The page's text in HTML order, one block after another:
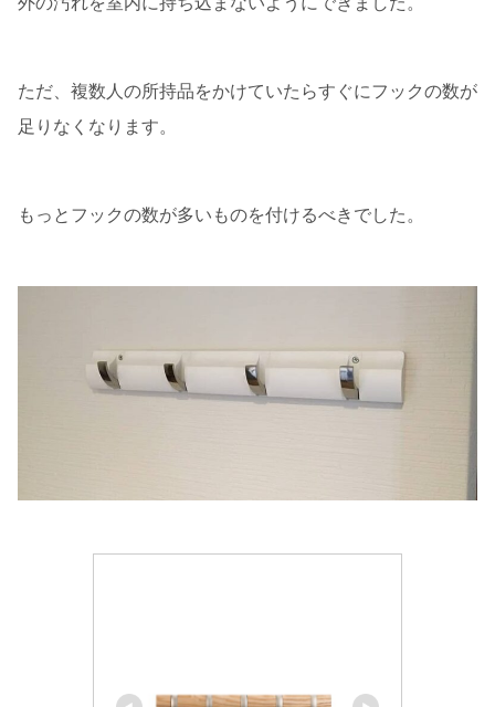
ただ、複数人の所持品をかけていたらすぐにフックの数が
足りなくなります。
もっとフックの数が多いものを付けるべきでした。